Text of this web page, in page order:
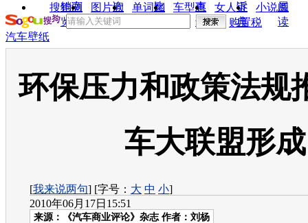
销商
询
比
惠
诉
展
搜狗浏
览器
图片欣
赏
单词翻
车型查
询
女人宝
典
小说阅
读
购置税
汽车壁纸
环保压力和政策法规
车大联盟形成
[我来说两句] [字号： 大 中 小]
2010年06月17日15:51
来源： 《汽车商业评论》杂志 作者：刘杨